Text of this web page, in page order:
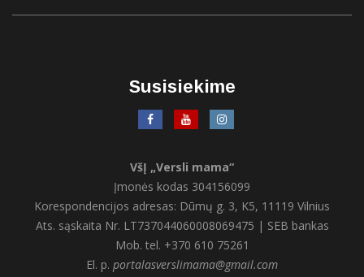
Susisiekime
VšĮ „Versli mama“
Įmonės kodas 304156099
Korespondencijos adresas: Dūmų g. 3, K5, 11119 Vilnius
Ats. sąskaita Nr. LT737044060008069475 | SEB bankas
Mob. tel. +370 610 75261
El. p. portalasverslimama@gmail.com